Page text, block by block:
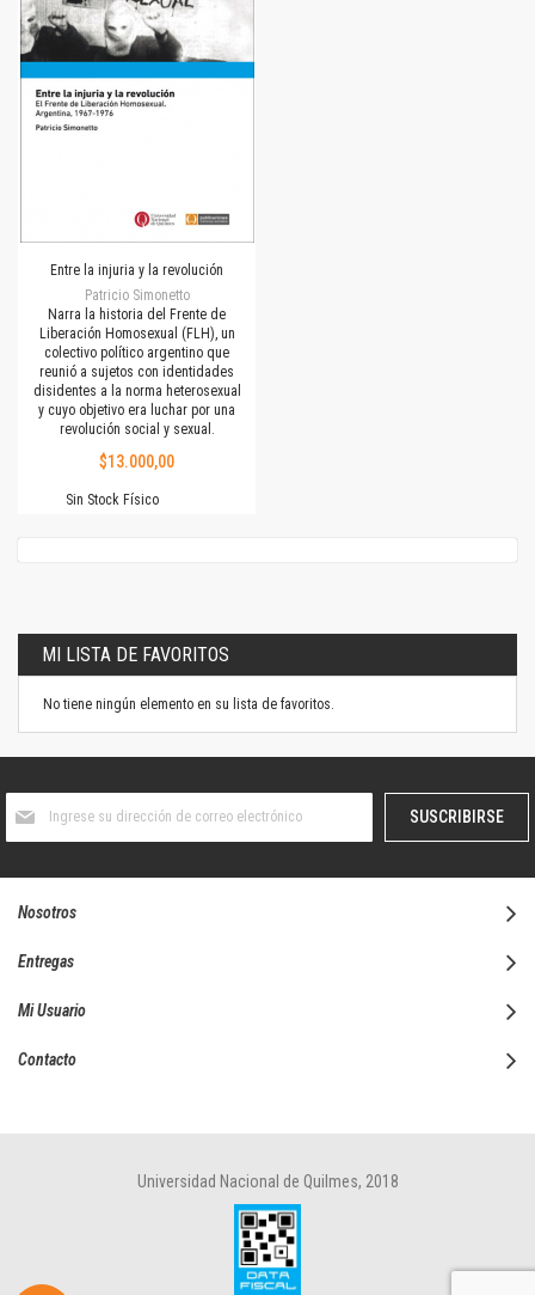
Entre la injuria y la revolución
Patricio Simonetto
Narra la historia del Frente de
Liberación Homosexual (FLH), un
colectivo político argentino que
reunió a sujetos con identidades
disidentes a la norma heterosexual
y cuyo objetivo era luchar por una
revolución social y sexual.
$13.000,00
Sin Stock Físico
MI LISTA DE FAVORITOS
No tiene ningún elemento en su lista de favoritos.
boletín
SUSCRIBIRSE
Nosotros
Entregas
Mi Usuario
Contacto
Universidad Nacional de Quilmes, 2018